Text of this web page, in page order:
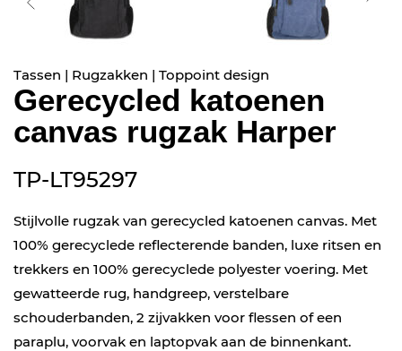
Tassen | Rugzakken | Toppoint design
Gerecycled katoenen
canvas rugzak Harper
TP-LT95297
Stijlvolle rugzak van gerecycled katoenen canvas. Met
100% gerecyclede reflecterende banden, luxe ritsen en
trekkers en 100% gerecyclede polyester voering. Met
gewatteerde rug, handgreep, verstelbare
schouderbanden, 2 zijvakken voor flessen of een
paraplu, voorvak en laptopvak aan de binnenkant.